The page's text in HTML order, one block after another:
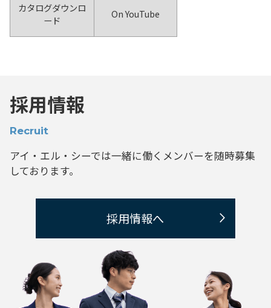
カタログダウンロ
ード
On YouTube
採用情報
Recruit
アイ・エル・シーでは一緒に働くメンバーを随時募集
しております。
採用情報へ